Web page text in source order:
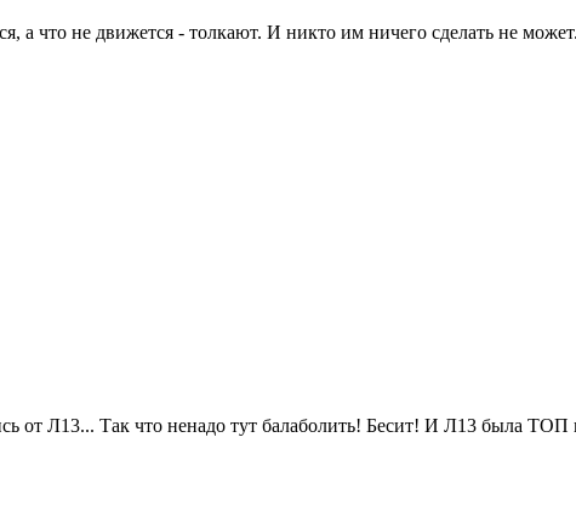
а что не движется - толкают. И никто им ничего сделать не может.
от Л13... Так что ненадо тут балаболить! Бесит! И Л13 была ТОП